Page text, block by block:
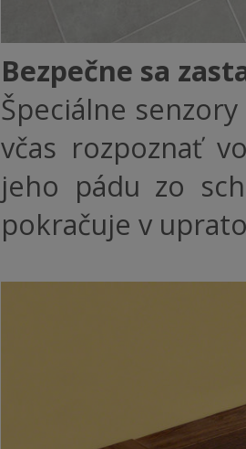
Bezpečne sa
Špeciálne
včas rozpoznať
jeho pádu zo
pokračuje v